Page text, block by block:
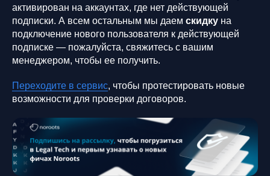
активирован на аккаунтах, где нет действующей
подписки. А всем остальным мы даем скидку на
подключение нового пользователя к действующей
подписке — пожалуйста, свяжитесь с вашим
менеджером, чтобы ее получить.
Переходите в сервис, чтобы протестировать новые
возможности для проверки договоров.